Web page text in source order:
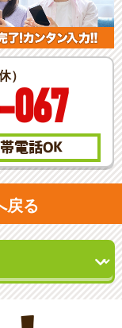
）
067
電話OK
戻る